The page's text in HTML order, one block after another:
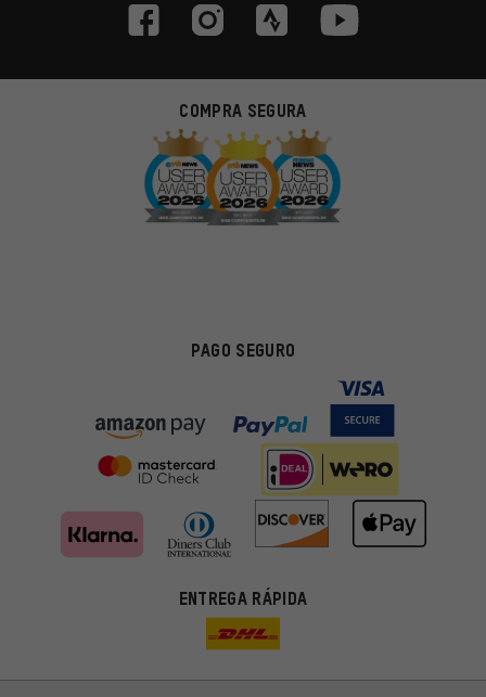
COMPRA SEGURA
PAGO SEGURO
ENTREGA RÁPIDA